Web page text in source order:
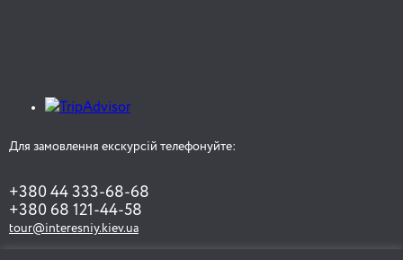
Для замовлення екскурсій телефонуйте:
+380 44 333-68-68
+380 68 121-44-58
tour@interesniy.kiev.ua